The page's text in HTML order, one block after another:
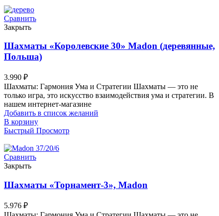
Сравнить
Закрыть
Шахматы «Королевские 30» Madon (деревянные,
Польша)
3.990 ₽
Шахматы: Гармония Ума и Стратегии Шахматы — это не
только игра, это искусство взаимодействия ума и стратегии. В
нашем интернет-магазине
Добавить в список желаний
В корзину
Быстрый Просмотр
Сравнить
Закрыть
Шахматы «Торнамент-3», Madon
5.976 ₽